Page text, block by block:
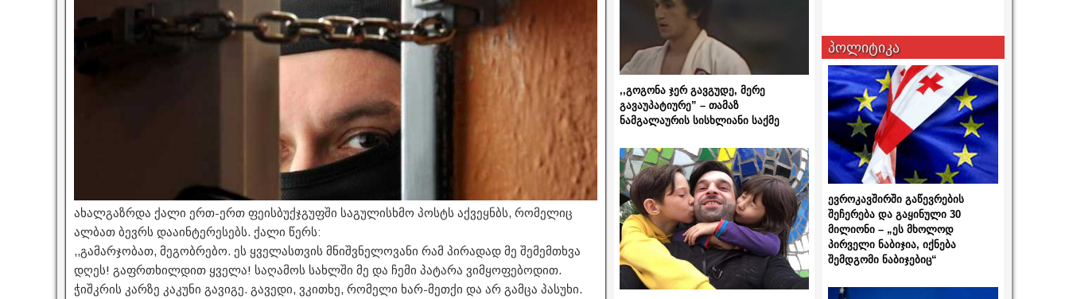
ახალგაზრდა ქალი ერთ-ერთ ფეისბუქჯგუფში საგულისხმო პოსტს აქვეყნბს, რომელიც
ალბათ ბევრს დააინტერესებს. ქალი წერს:
,,გამარჯობათ, მეგობრებო. ეს ყველასთვის მნიშვნელოვანი რამ პირადად მე შემემთხვა
დღეს! გაფრთხილდით ყველა! საღამოს სახლში მე და ჩემი პატარა ვიმყოფებოდით.
ჭიშკრის კარზე კაკუნი გავიგე. გავედი, ვკითხე, რომელი ხარ-მეთქი და არ გამცა პასუხი.
,,გოგონა ჯერ გავგუდე, მერე
გავაუპატიურე” – თამაზ
ნამგალაურის სისხლიანი საქმე
პოლიტიკა
ევროკავშირში გაწევრების
შეჩერება და გაყინული 30
მილიონი – „ეს მხოლოდ
პირველი ნაბიჯია, იქნება
შემდგომი ნაბიჯებიც“